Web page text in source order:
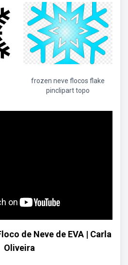
frozen neve flocos flake
pinclipart topo
de Neve de EVA | Carla
Oliveira